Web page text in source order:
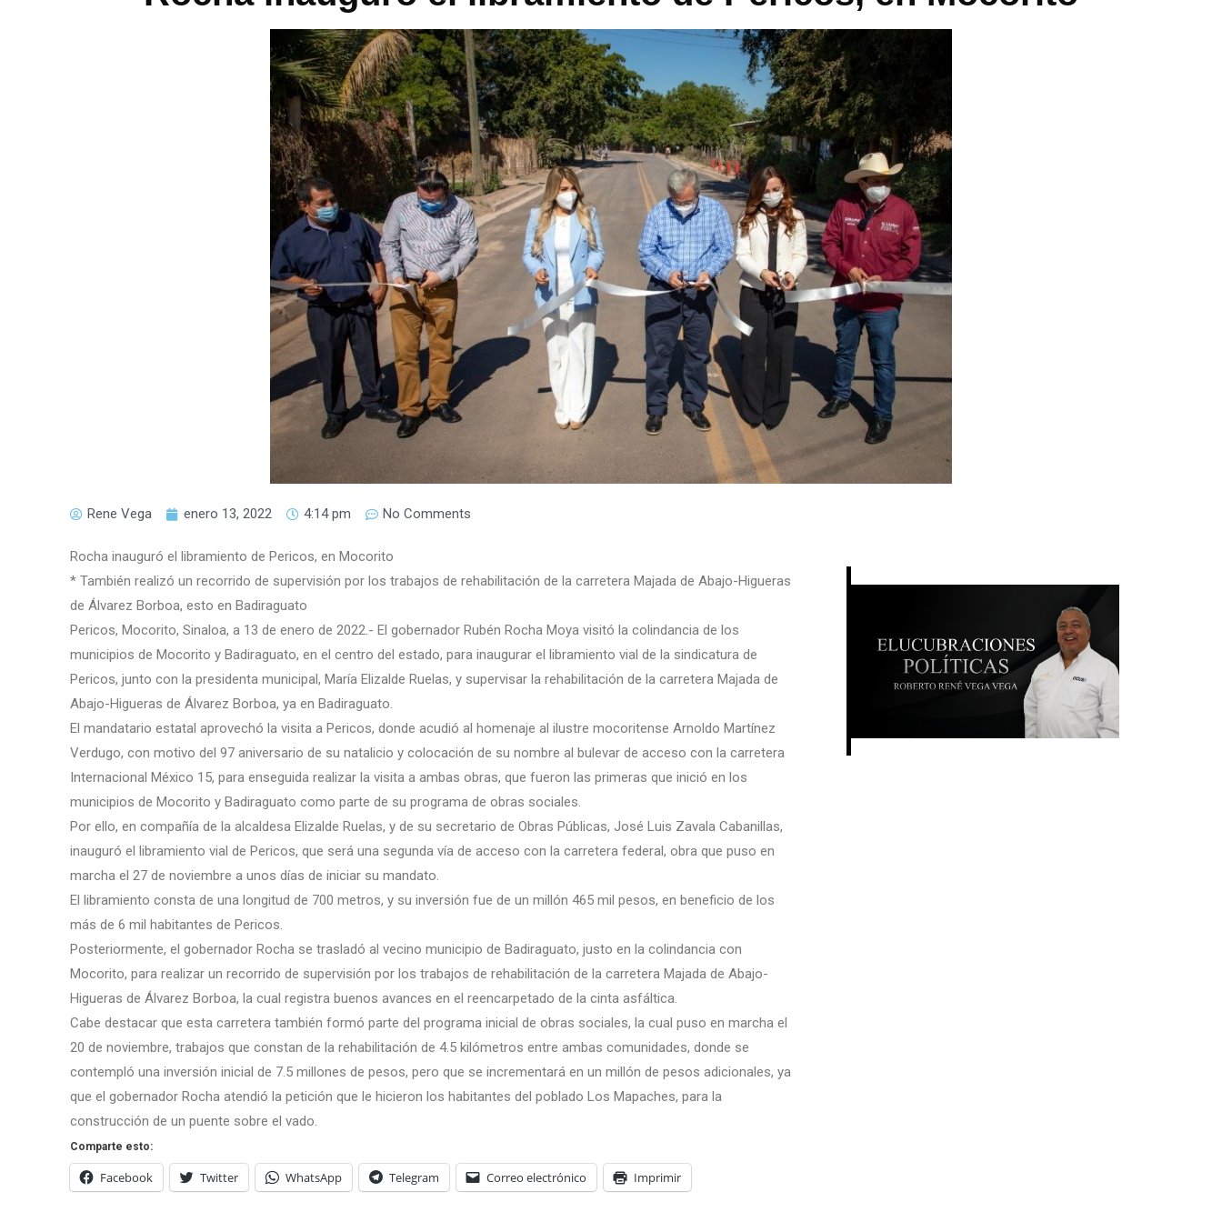
Rene Vega enero 13, 2022 4:14 pm No Comments
Rocha inauguró el libramiento de Pericos, en Mocorito
* También realizó un recorrido de supervisión por los trabajos de rehabilitación de la carretera Majada de Abajo-Higueras
de Álvarez Borboa, esto en Badiraguato
Pericos, Mocorito, Sinaloa, a 13 de enero de 2022.- El gobernador Rubén Rocha Moya visitó la colindancia de los
municipios de Mocorito y Badiraguato, en el centro del estado, para inaugurar el libramiento vial de la sindicatura de
Pericos, junto con la presidenta municipal, María Elizalde Ruelas, y supervisar la rehabilitación de la carretera Majada de
Abajo-Higueras de Álvarez Borboa, ya en Badiraguato.
El mandatario estatal aprovechó la visita a Pericos, donde acudió al homenaje al ilustre mocoritense Arnoldo Martínez
Verdugo, con motivo del 97 aniversario de su natalicio y colocación de su nombre al bulevar de acceso con la carretera
Internacional México 15, para enseguida realizar la visita a ambas obras, que fueron las primeras que inició en los
municipios de Mocorito y Badiraguato como parte de su programa de obras sociales.
Por ello, en compañía de la alcaldesa Elizalde Ruelas, y de su secretario de Obras Públicas, José Luis Zavala Cabanillas,
inauguró el libramiento vial de Pericos, que será una segunda vía de acceso con la carretera federal, obra que puso en
marcha el 27 de noviembre a unos días de iniciar su mandato.
El libramiento consta de una longitud de 700 metros, y su inversión fue de un millón 465 mil pesos, en beneficio de los
más de 6 mil habitantes de Pericos.
Posteriormente, el gobernador Rocha se trasladó al vecino municipio de Badiraguato, justo en la colindancia con
Mocorito, para realizar un recorrido de supervisión por los trabajos de rehabilitación de la carretera Majada de Abajo-
Higueras de Álvarez Borboa, la cual registra buenos avances en el reencarpetado de la cinta asfáltica.
Cabe destacar que esta carretera también formó parte del programa inicial de obras sociales, la cual puso en marcha el
20 de noviembre, trabajos que constan de la rehabilitación de 4.5 kilómetros entre ambas comunidades, donde se
contempló una inversión inicial de 7.5 millones de pesos, pero que se incrementará en un millón de pesos adicionales, ya
que el gobernador Rocha atendió la petición que le hicieron los habitantes del poblado Los Mapaches, para la
construcción de un puente sobre el vado.
Comparte esto:
Facebook Twitter WhatsApp Telegram Correo electrónico Imprimir